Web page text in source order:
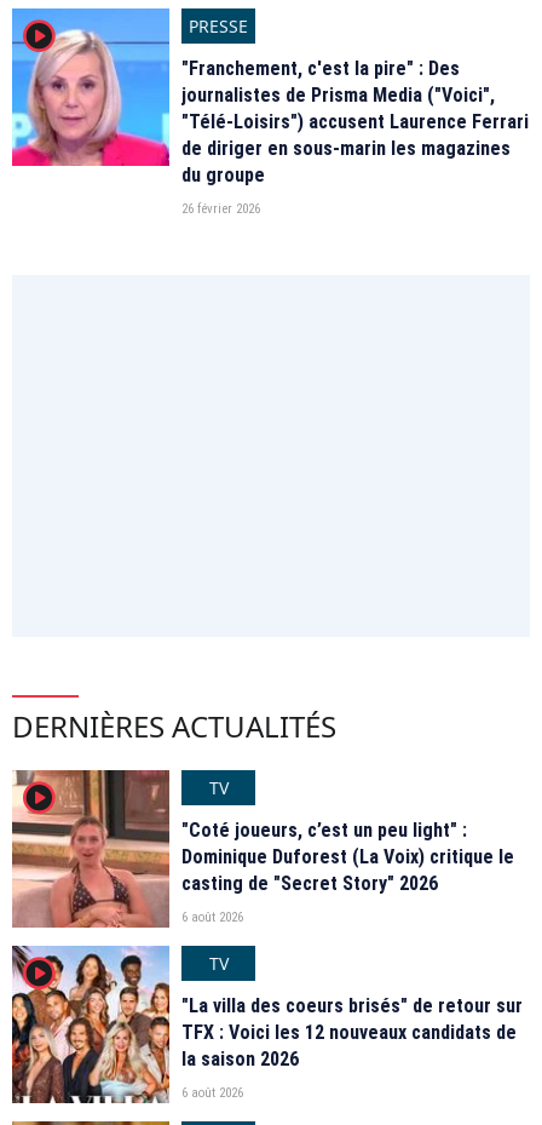
player2
PRESSE
"Franchement, c'est la pire" : Des
journalistes de Prisma Media ("Voici",
"Télé-Loisirs") accusent Laurence Ferrari
de diriger en sous-marin les magazines
du groupe
26 février 2026
DERNIÈRES ACTUALITÉS
player2
TV
"Coté joueurs, c’est un peu light" :
Dominique Duforest (La Voix) critique le
casting de "Secret Story" 2026
6 août 2026
player2
TV
"La villa des coeurs brisés" de retour sur
TFX : Voici les 12 nouveaux candidats de
la saison 2026
6 août 2026